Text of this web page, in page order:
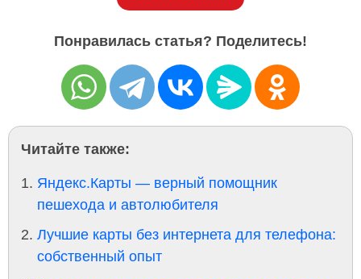
Понравилась статья? Поделитесь!
Читайте также:
Яндекс.Карты — верный помощник
пешехода и автолюбителя
Лучшие карты без интернета для телефона:
собственный опыт